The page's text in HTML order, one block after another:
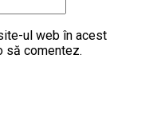
ul web în acest
să comentez.